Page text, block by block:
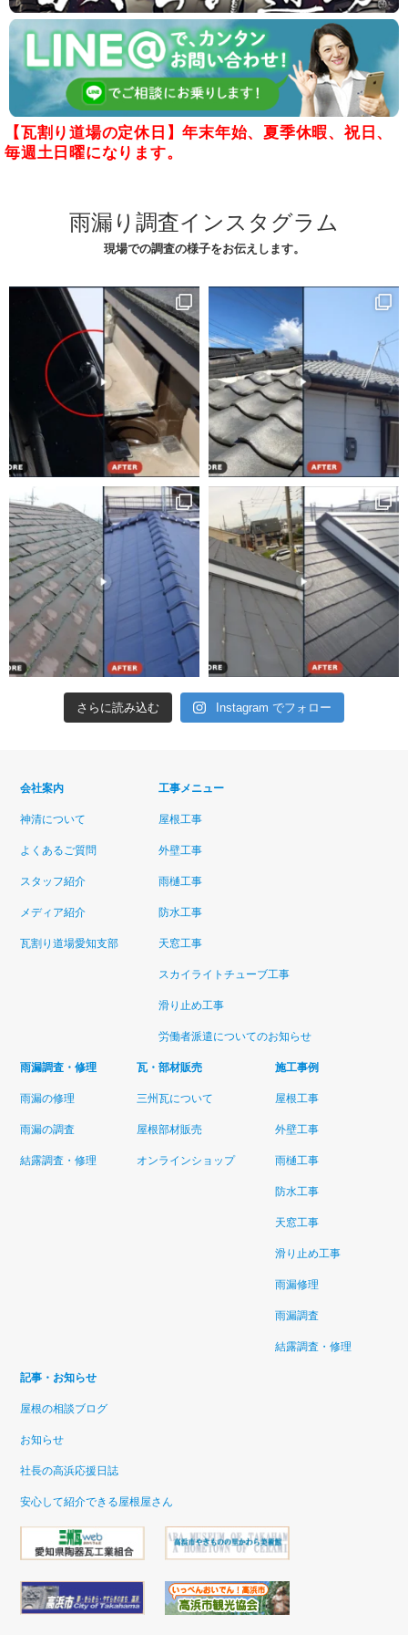
【瓦割り道場の定休日】年末年始、夏季休暇、祝日、
毎週土日曜になります。
雨漏り調査インスタグラム
現場での調査の様子をお伝えします。
さらに読み込む Instagram でフォロー
会社案内
神清について
よくあるご質問
スタッフ紹介
メディア紹介
瓦割り道場愛知支部
工事メニュー
屋根工事
外壁工事
雨樋工事
防水工事
天窓工事
スカイライトチューブ工事
滑り止め工事
労働者派遣についてのお知らせ
雨漏調査・修理
雨漏の修理
雨漏の調査
結露調査・修理
瓦・部材販売
三州瓦について
屋根部材販売
オンラインショップ
施工事例
屋根工事
外壁工事
雨樋工事
防水工事
天窓工事
滑り止め工事
雨漏修理
雨漏調査
結露調査・修理
記事・お知らせ
屋根の相談ブログ
お知らせ
社長の高浜応援日誌
安心して紹介できる屋根屋さん